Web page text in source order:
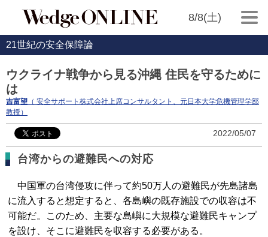
8/8(土)
21世紀の安全保障論
ウクライナ戦争から見る沖縄 住民を守るために
は
吉富望 （ 安全サポート株式会社上席コンサルタント、元日本大学危機管理学部
教授）
2022/05/07
台湾からの避難民への対応
中国軍の台湾侵攻に伴って約50万人の避難民が先島諸島
に流入すると想定すると、各島嶼の既存施設での収容は不
可能だ。このため、主要な島嶼に大規模な避難民キャンプ
を設け、そこに避難民を収容する必要がある。